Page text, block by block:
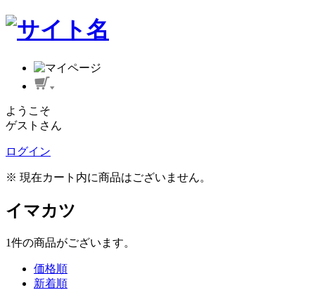
ようこそ
ゲストさん
ログイン
※ 現在カート内に商品はございません。
イマカツ
1件の商品がございます。
価格順
新着順